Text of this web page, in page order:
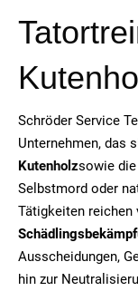
Schröder Service
Unternehmen, das
Kutenholzsowie die
Selbstmord oder
Tätigkeiten reichen
Ausscheidungen,
hin zur